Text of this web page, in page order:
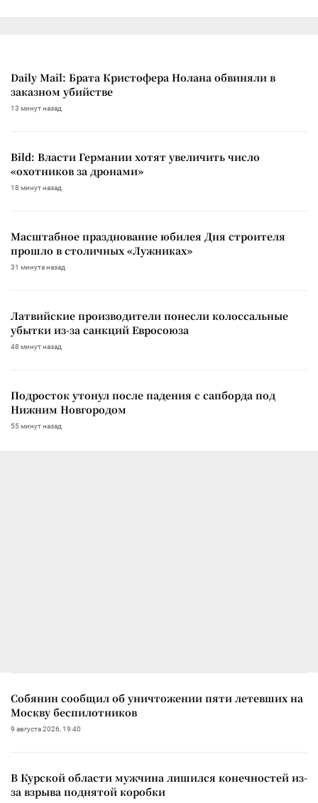
Daily Mail: Брата Кристофера Нолана обвиняли в
заказном убийстве
13 минут назад
Bild: Власти Германии хотят увеличить число
«охотников за дронами»
18 минут назад
Масштабное празднование юбилея Дня строителя
прошло в столичных «Лужниках»
31 минута назад
Латвийские производители понесли колоссальные
убытки из-за санкций Евросоюза
48 минут назад
Подросток утонул после падения с сапборда под
Нижним Новгородом
55 минут назад
Собянин сообщил об уничтожении пяти летевших на
Москву беспилотников
9 августа 2026, 19:40
В Курской области мужчина лишился конечностей из-
за взрыва поднятой коробки